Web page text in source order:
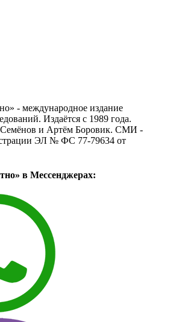
- международное издание
Издаётся с 1989 года.
и Артём Боровик. CМИ -
ЭЛ № ФС 77-79634 от
в Мессенджерах: